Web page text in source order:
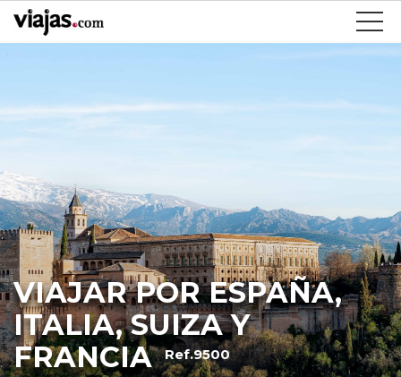
VIAJAR POR ESPAÑA,
ITALIA, SUIZA Y
FRANCIA Ref.9500